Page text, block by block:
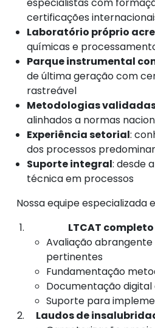
certificações
Laboratório próprio
químicas e
Parque instrumental
de última geração com
rastreável
Metodologias
alinhados a normas
Experiência setorial:
dos processos
Suporte integral: desde
técnica em processos
Nossa equipe especializada
LTCAT
Avaliação
pertinentes
Fundamentação
Documentação
Suporte para
Laudos de